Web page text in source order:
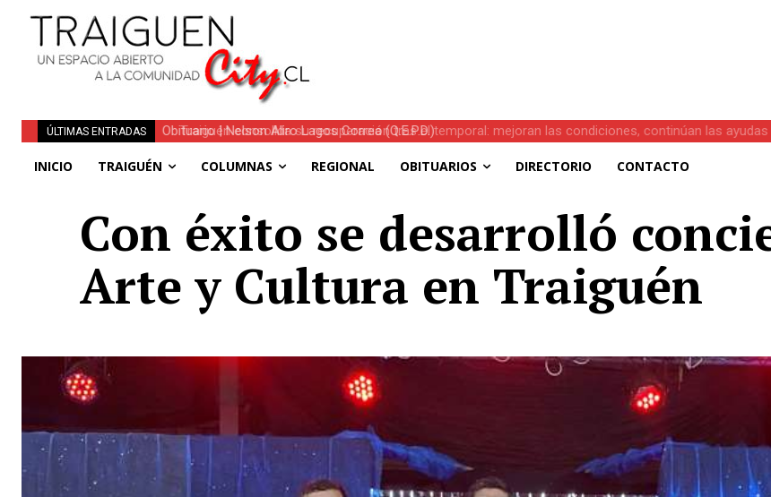
ÚLTIMAS ENTRADAS
Traiguén consolida su recuperación tras el temporal: mejoran las condiciones, continúan las ayudas
INICIO TRAIGUÉN COLUMNAS REGIONAL OBITUARIOS DIRECTORIO CONTACTO
Con éxito se desarrolló
Arte y Cultura en Traiguén